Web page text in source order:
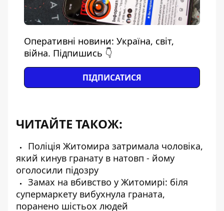
Оперативні новини: Україна, світ,
війна. Підпишись 👇
ПІДПИСАТИСЯ
ЧИТАЙТЕ ТАКОЖ:
Поліція Житомира затримала чоловіка,
який кинув гранату в натовп - йому
оголосили підозру
Замах на вбивство у Житомирі: біля
супермаркету вибухнула граната,
поранено шістьох людей